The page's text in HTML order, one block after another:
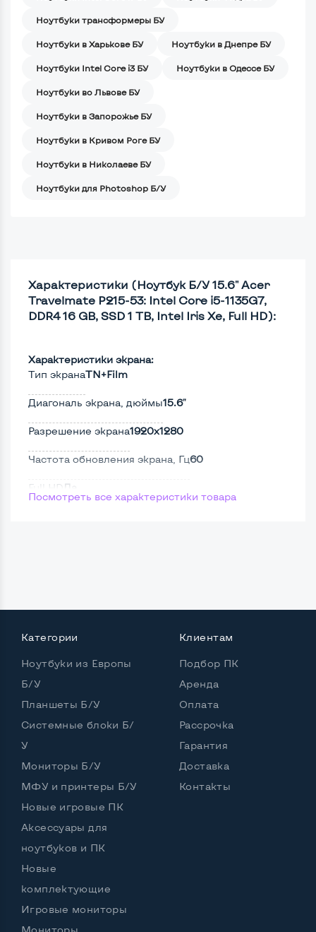
Ноутбуки трансформеры БУ
Ноутбуки в Харькове БУ Ноутбуки в Днепре БУ
Ноутбуки Intel Core i3 БУ Ноутбуки в Одессе БУ
Ноутбуки во Львове БУ
Ноутбуки в Запорожье БУ
Ноутбуки в Кривом Роге БУ
Ноутбуки в Николаеве БУ
Ноутбуки для Photoshop Б/У
Характеристики (Ноутбук Б/У 15.6" Acer
Travelmate P215-53: Intel Core i5-1135G7,
DDR4 16 GB, SSD 1 TB, Intel Iris Xe, Full HD):
Характеристики экрана:
Тип экранаTN+Film
Диагональ экрана, дюймы15.6"
Разрешение экрана1920x1280
Частота обновления экрана, Гц60
Full HD Да
Мощность:
Количество ядер / потоков 2 ядра / 4 потока
Частота процессора (базовая-максимальная)
DDR4
Тип накопителяSSD M.2 2280
Объем накопителя
Количество слотов M_2
Посмотреть все характеристики товара
Категории
Ноутбуки из Европы
Б/У
Планшеты Б/У
Системные блоки Б/
У
Мониторы Б/У
МФУ и принтеры Б/У
Новые игровые ПК
Аксессуары для
ноутбуков и ПК
Новые
комплектующие
Игровые мониторы
Мониторы
Клиентам
Подбор ПК
Аренда
Оплата
Рассрочка
Гарантия
Доставка
Контакты